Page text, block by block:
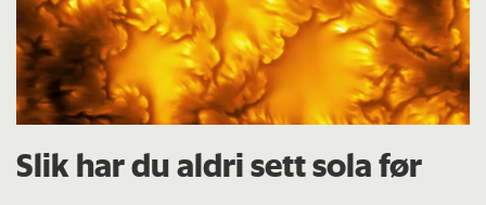
Slik har du aldri sett sola før